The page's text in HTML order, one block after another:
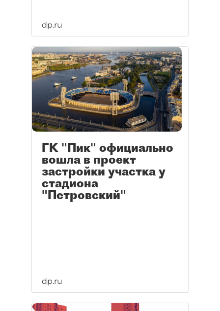
dp.ru
ГК "Пик" официально
вошла в проект
застройки участка у
стадиона
"Петровский"
dp.ru